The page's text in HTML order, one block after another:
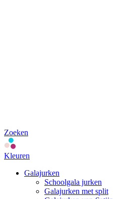
Zoeken
Kleuren
Galajurken
Schoolgala jurken
Galajurken met split